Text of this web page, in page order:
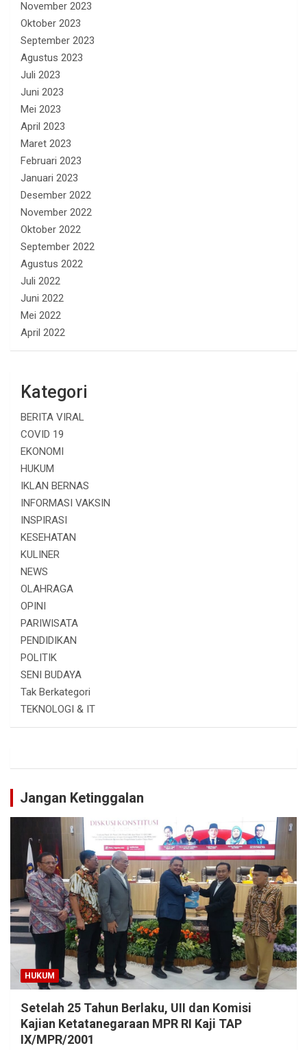
November 2023
Oktober 2023
September 2023
Agustus 2023
Juli 2023
Juni 2023
Mei 2023
April 2023
Maret 2023
Februari 2023
Januari 2023
Desember 2022
November 2022
Oktober 2022
September 2022
Agustus 2022
Juli 2022
Juni 2022
Mei 2022
April 2022
Kategori
BERITA VIRAL
COVID 19
EKONOMI
HUKUM
IKLAN BERNAS
INFORMASI VAKSIN
INSPIRASI
KESEHATAN
KULINER
NEWS
OLAHRAGA
OPINI
PARIWISATA
PENDIDIKAN
POLITIK
SENI BUDAYA
Tak Berkategori
TEKNOLOGI & IT
Jangan Ketinggalan
HUKUM
Setelah 25 Tahun Berlaku, UII dan Komisi
Kajian Ketatanegaraan MPR RI Kaji TAP
IX/MPR/2001